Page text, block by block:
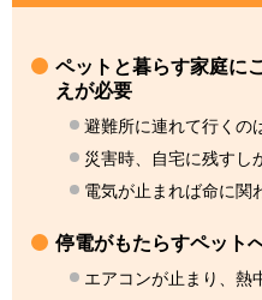
ペットと暮らす家庭に
えが必要
避難所に連れて行くの
災害時、自宅に残すし
電気が止まれば命に関
停電がもたらすペット
エアコンが止まり、熱